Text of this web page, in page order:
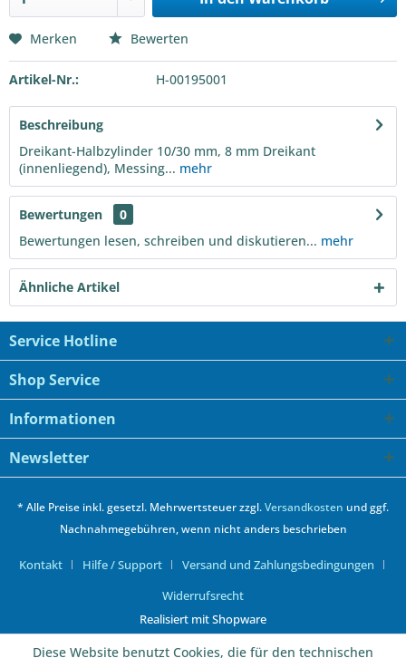
Merken Bewerten
Artikel-Nr.: H-00195001
Beschreibung
Dreikant-Halbzylinder 10/30 mm, 8 mm Dreikant
(innenliegend), Messing... mehr
Bewertungen
0
Bewertungen lesen, schreiben und diskutieren... mehr
Ähnliche Artikel
Service Hotline
Shop Service
Informationen
Newsletter
* Alle Preise inkl. gesetzl. Mehrwertsteuer zzgl.Versandkosten und ggf.
Nachnahmegebühren, wenn nicht anders beschrieben
Kontakt Hilfe / Support
Versand und Zahlungsbedingungen
Widerrufsrecht
Realisiert mit Shopware
Diese Website benutzt Cookies, die für den technischen